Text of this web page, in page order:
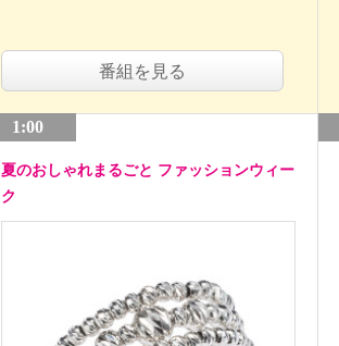
番組を見る
1:00
夏のおしゃれまるごと ファッションウィー
ク